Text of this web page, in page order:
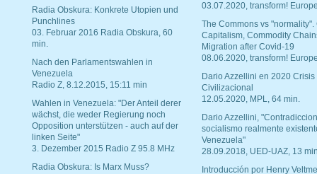
Radia Obskura: Konkrete Utopien und
Punchlines
03. Februar 2016 Radia Obskura, 60
min.
Nach den Parlamentswahlen in
Venezuela
Radio Z, 8.12.2015, 15:11 min
Wahlen in Venezuela: "Der Anteil derer
wächst, die weder Regierung noch
Opposition unterstützen - auch auf der
linken Seite"
3. Dezember 2015 Radio Z 95.8 MHz
Radia Obskura: Is Marx Muss?
03.07.2020, transform!
The Commons vs "normality".
Capitalism, Commodity
Migration after Covid-19
08.06.2020, transform!
Dario Azzellini en 2020 Crisis
Civilizacional
12.05.2020, MPL, 64 min.
Dario Azzellini,
socialismo realmente
Venezuela"
28.09.2018, UED-UAZ, 13
Introducción por Henry